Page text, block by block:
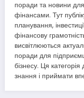
поради та новини для
фінансами. Тут
планування,
фінансову
висвітлюються
поради для
бізнесу. Ця
знання і приймати